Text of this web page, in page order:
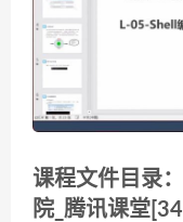
课程文件目录
院_腾讯课堂